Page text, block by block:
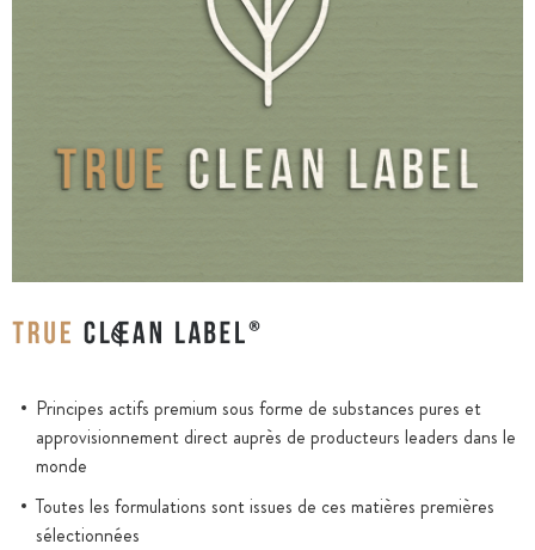
Principes actifs premium sous forme de substances pures et
approvisionnement direct auprès de producteurs leaders dans le
monde
Toutes les formulations sont issues de ces matières premières
sélectionnées